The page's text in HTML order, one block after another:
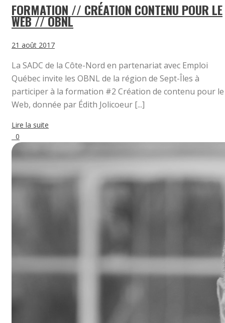
FORMATION // CRÉATION CONTENU POUR LE
WEB // OBNL
21 août 2017
La SADC de la Côte-Nord en partenariat avec Emploi
Québec invite les OBNL de la région de Sept-Îles à
participer à la formation #2 Création de contenu pour le
Web, donnée par Édith Jolicoeur [...]
Lire la suite
0